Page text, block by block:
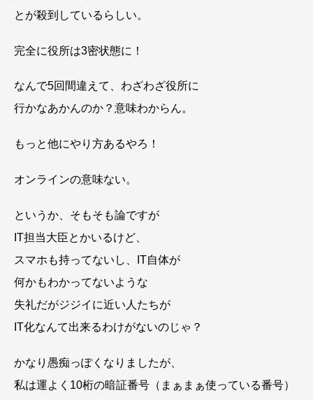
とが殺到しているらしい。
完全に役所は3密状態に！
なんで5回間違えて、わざわざ役所に
行かなあかんのか？意味わからん。
もっと他にやり方あるやろ！
オンラインの意味ない。
というか、そもそも論ですが
IT担当大臣とかいるけど、
スマホも持ってないし、IT自体が
何かもわかってないような
失礼だがジジイに近い人たちが
IT化なんて出来るわけがないのじゃ？
かなり愚痴っぽくなりましたが、
私は運よく10桁の暗証番号（まぁまぁ使っている番号）